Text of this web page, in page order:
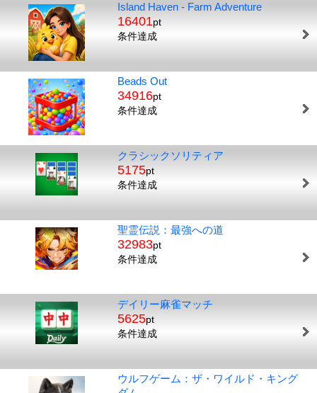
Island Haven - Farm Adventure
16401pt
条件達成
Beads Out
34916pt
条件達成
クラシックソリティア
5175pt
条件達成
聖霊伝説：最強への道
32983pt
条件達成
デイリー麻雀マッチ
5625pt
条件達成
ウルフゲーム：ザ・ワイルド・キング